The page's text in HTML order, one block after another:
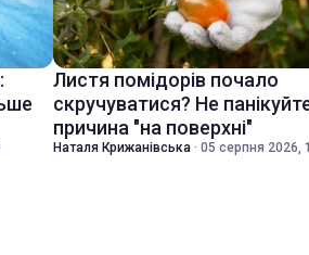
Листя помідорів почало
скручуватися? Не
причина "на поверхні"
Наталя Крижанівська · 05 серпня 2026,